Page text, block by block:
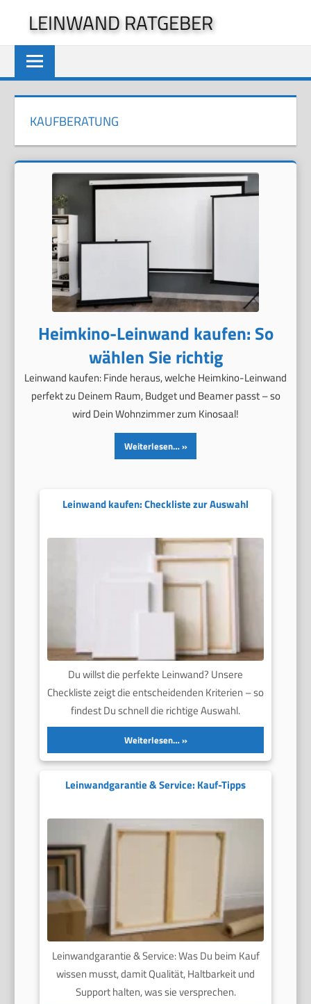
springen
LEINWAND RATGEBER
KAUFBERATUNG
Heimkino-Leinwand kaufen: So
wählen Sie richtig
Leinwand kaufen: Finde heraus, welche Heimkino-Leinwand
perfekt zu Deinem Raum, Budget und Beamer passt – so
wird Dein Wohnzimmer zum Kinosaal!
Weiterlesen…
Leinwand kaufen: Checkliste zur Auswahl
Du willst die perfekte Leinwand? Unsere
Checkliste zeigt die entscheidenden Kriterien – so
findest Du schnell die richtige Auswahl.
Weiterlesen…
Leinwandgarantie & Service: Kauf-Tipps
Leinwandgarantie & Service: Was Du beim Kauf
wissen musst, damit Qualität, Haltbarkeit und
Support halten, was sie versprechen.